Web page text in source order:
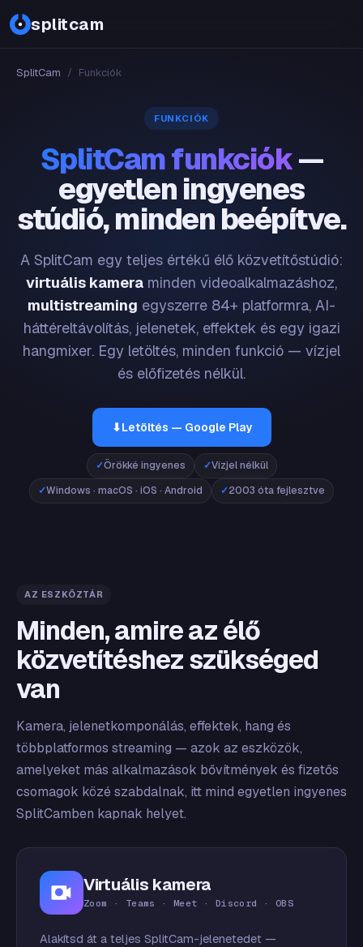
splitcam
SplitCam / Funkciók
FUNKCIÓK
SplitCam funkciók—
egyetlen ingyenes
stúdió, minden beépítve.
A SplitCam egy teljes értékű élő közvetítőstúdió:
virtuális kamera minden videoalkalmazáshoz,
multistreaming egyszerre 84+ platformra, AI-
háttéreltávolítás, jelenetek, effektek és egy igazi
hangmixer. Egy letöltés, minden funkció — vízjel
és előfizetés nélkül.
⬇Letöltés — Google Play
Örökké ingyenes
Vízjel nélkül
Windows · macOS · iOS · Android
2003 óta fejlesztve
AZ ESZKÖZTÁR
Minden, amire az élő
közvetítéshez szükséged
van
Kamera, jelenetkomponálás, effektek, hang és
többplatformos streaming — azok az eszközök,
amelyeket más alkalmazások bővítmények és fizetős
csomagok közé szabdalnak, itt mind egyetlen ingyenes
SplitCamben kapnak helyet.
Virtuális kamera
Zoom · Teams · Meet · Discord · OBS
Alakítsd át a teljes SplitCam-jelenetedet —